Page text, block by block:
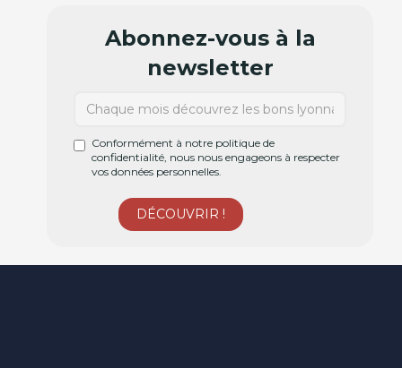
Abonnez-vous à la
newsletter
Conformément à notre politique de
confidentialité, nous nous engageons à respecter
vos données personnelles.